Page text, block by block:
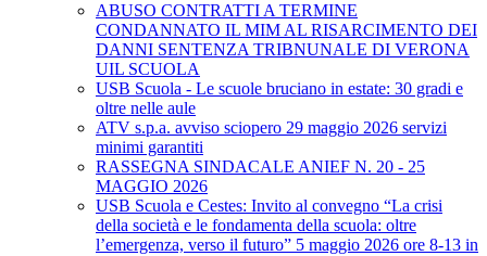
ABUSO CONTRATTI A TERMINE
CONDANNATO IL MIM AL RISARCIMENTO DEI
DANNI SENTENZA TRIBNUNALE DI VERONA
UIL SCUOLA
USB Scuola - Le scuole bruciano in estate: 30 gradi e
oltre nelle aule
ATV s.p.a. avviso sciopero 29 maggio 2026 servizi
minimi garantiti
RASSEGNA SINDACALE ANIEF N. 20 - 25
MAGGIO 2026
USB Scuola e Cestes: Invito al convegno “La crisi
della società e le fondamenta della scuola: oltre
l’emergenza, verso il futuro” 5 maggio 2026 ore 8-13 in